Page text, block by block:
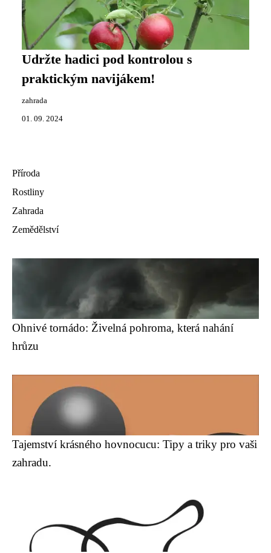
Udržte hadici pod kontrolou s
praktickým navijákem!
zahrada
01. 09. 2024
Příroda
Rostliny
Zahrada
Zemědělství
Ohnivé tornádo: Živelná pohroma, která nahání
hrůzu
Tajemství krásného hovnocucu: Tipy a triky pro vaši
zahradu.